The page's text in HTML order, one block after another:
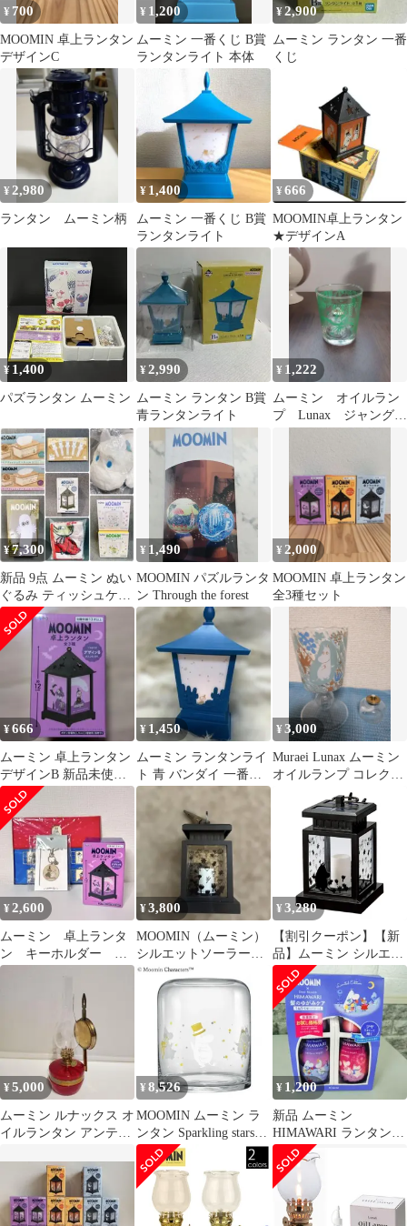
¥ 700
MOOMIN 卓上ランタン
デザインC
¥ 1,200
ムーミン 一番くじ B賞
ランタンライト 本体
¥2,900
ムーミン ランタン 一番
くじ
¥ 2,980
ランタン ムーミン柄
¥ 1,400
ムーミン 一番くじ B賞
ランタンライト
¥ 666
MOOMIN卓上ランタン
★デザインA
¥ 1,400
パズランタン ムーミン
¥2,990
ムーミン ランタン B賞
青ランタンライト
¥ 1,222
ムーミン オイルラン
プ Lunax ジャング
¥7,300
新品 9点 ムーミン ぬい
ぐるみ ティッシュケー
ス スプーン グラス ま
とめ売り
¥ 1,490
MOOMIN パズルランタ
ン Through the forest
¥ 2,000
MOOMIN 卓上ランタン
全3種セット
¥666
ムーミン 卓上ランタン
デザインB 新品未使用
未開封
¥ 1,450
ムーミン ランタンライ
ト 青 バンダイ 一番く
じ
¥3,000
Muraei Lunax ムーミン
オイルランプ コレクシ
ョン 新品 オイル付
¥2,600
ムーミン 卓上ランタ
ン キーホルダー 収
納ファイル
¥3,800
MOOMIN（ムーミン）
シルエットソーラーラ
ンタン KC-5172です
¥ 3,280
【割引クーポン】【新
品】ムーミン シルエッ
トソーラーランタン ム
ーミン サンファーム
KC5172 ソーラー 電源
不要 エコ ソーラーライ
ト ソーラーランタン 玄
関 ランプ 電気 灯り 玄
関 エクステリア ガーデ
ン 庭 テラス バルコニ
ー デッキ 北欧
¥5,000
ムーミン ルナックス オ
イルランタン アンティ
¥ 8,526
MOOMIN ムーミン ラ
ンタン Sparkling stars
MRA040126
¥ 1,200
新品 ムーミン
HIMAWARI ランタンナ
イト 限定 ペアセット